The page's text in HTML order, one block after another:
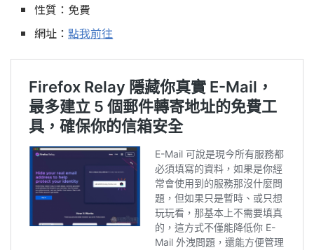
性質：免費
網址：點我前往